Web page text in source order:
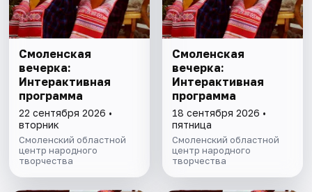
Смоленская
вечерка:
Интерактивная
программа
22 сентября 2026 •
вторник
Смоленский областной
центр народного
творчества
Смоленская
вечерка:
Интерактивная
программа
18 сентября 2026 •
пятница
Смоленский областной
центр народного
творчества